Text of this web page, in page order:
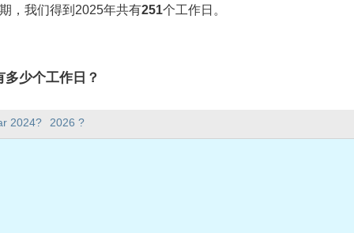
2024? 2026 ?
，我们得到2025年共有251个工作日。
少个工作日？